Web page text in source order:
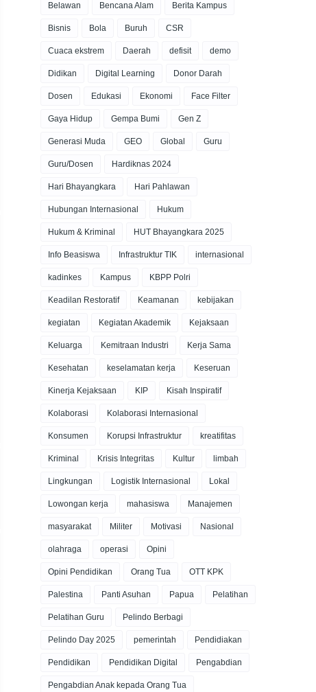
Belawan Bencana Alam Berita Kampus
Bisnis Bola Buruh CSR
Cuaca ekstrem Daerah defisit demo
Didikan Digital Learning Donor Darah
Dosen Edukasi Ekonomi Face Filter
Gaya Hidup Gempa Bumi Gen Z
Generasi Muda GEO Global Guru
Guru/Dosen Hardiknas 2024
Hari Bhayangkara Hari Pahlawan
Hubungan Internasional Hukum
Hukum & Kriminal HUT Bhayangkara 2025
Info Beasiswa Infrastruktur TIK internasional
kadinkes Kampus KBPP Polri
Keadilan Restoratif Keamanan kebijakan
kegiatan Kegiatan Akademik Kejaksaan
Keluarga Kemitraan Industri Kerja Sama
Kesehatan keselamatan kerja Keseruan
Kinerja Kejaksaan KIP Kisah Inspiratif
Kolaborasi Kolaborasi Internasional
Konsumen Korupsi Infrastruktur kreatifitas
Kriminal Krisis Integritas Kultur limbah
Lingkungan Logistik Internasional Lokal
Lowongan kerja mahasiswa Manajemen
masyarakat Militer Motivasi Nasional
olahraga operasi Opini
Opini Pendidikan Orang Tua OTT KPK
Palestina Panti Asuhan Papua Pelatihan
Pelatihan Guru Pelindo Berbagi
Pelindo Day 2025 pemerintah Pendidiakan
Pendidikan Pendidikan Digital Pengabdian
Pengabdian Anak kepada Orang Tua